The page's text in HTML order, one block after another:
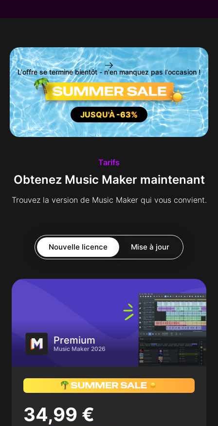
L'offre se termine bientôt - n'en manquez pas l'occasion !
JUSQU'À -63%
Tarifs
Obtenez Music Maker maintenant
Trouvez la version de Music Maker qui vous convient.
Nouvelle licence Mise à jour
Premium
Music Maker 2026
34,99 €